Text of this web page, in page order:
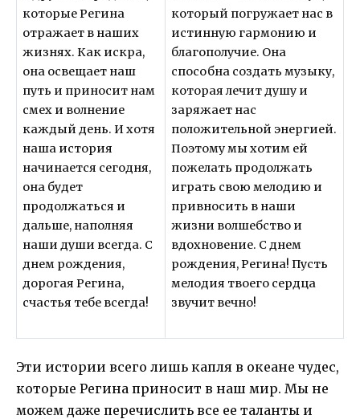
которые Регина
отражает в наших
жизнях. Как искра,
она освещает наш
путь и приносит нам
смех и волнение
каждый день. И хотя
наша история
начинается сегодня,
она будет
продолжаться и
дальше, наполняя
наши души всегда. С
днем рождения,
дорогая Регина,
счастья тебе всегда!
который погружает нас в
истинную гармонию и
благополучие. Она
способна создать музыку,
которая лечит душу и
заряжает нас
положительной энергией.
Поэтому мы хотим ей
пожелать продолжать
играть свою мелодию и
привносить в наши
жизни волшебство и
вдохновение. С днем
рождения, Регина! Пусть
мелодия твоего сердца
звучит вечно!
Эти истории всего лишь капля в океане чудес,
которые Регина приносит в наш мир. Мы не
можем даже перечислить все ее таланты и